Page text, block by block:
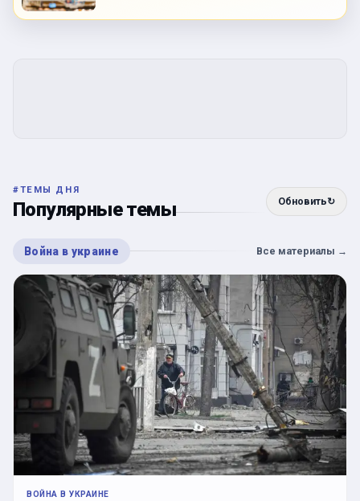
#ТЕМЫ ДНЯ
Популярные темы Обновить↻
Война в украине Все материалы →
ВОЙНА В УКРАИНЕ